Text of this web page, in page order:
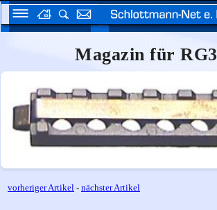
Magazin für RG3
vorheriger Artikel - nächster Artikel